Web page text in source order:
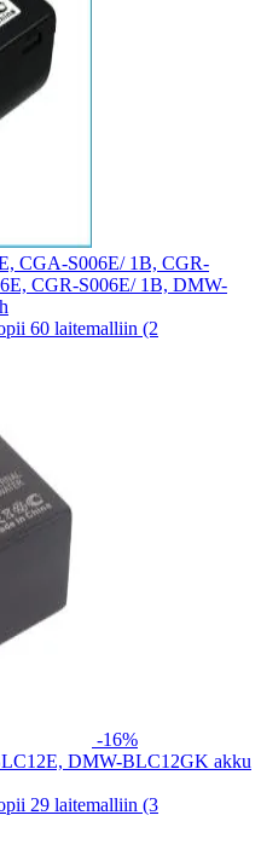
CGA-S006E/ 1B, CGR-
CGR-S006E/ 1B, DMW-
60 laitemalliin (2
-16%
DMW-BLC12GK akku
29 laitemalliin (3